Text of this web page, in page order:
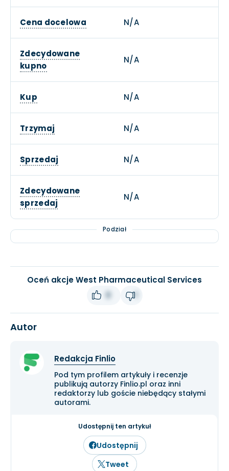
Cena docelowa N/A
Zdecydowane
kupno
N/A
Kup N/A
Trzymaj N/A
Sprzedaj N/A
Zdecydowane
sprzedaj
N/A
Podział
Oceń akcje West Pharmaceutical Services
1
Autor
Redakcja Finlio
Pod tym profilem artykuły i recenzje
publikują autorzy Finlio.pl oraz inni
redaktorzy lub goście niebędący stałymi
autorami.
Udostępnij ten artykuł
Udostępnij
Tweet